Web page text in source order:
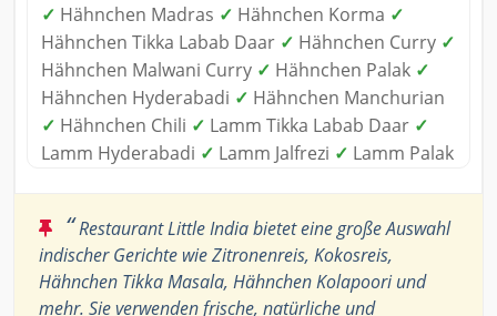
✓ Hähnchen Madras ✓ Hähnchen Korma ✓
Hähnchen Tikka Labab Daar ✓ Hähnchen Curry ✓
Hähnchen Malwani Curry ✓ Hähnchen Palak ✓
Hähnchen Hyderabadi ✓ Hähnchen Manchurian
✓ Hähnchen Chili ✓ Lamm Tikka Labab Daar ✓
Lamm Hyderabadi ✓ Lamm Jalfrezi ✓ Lamm Palak
“Restaurant Little India bietet eine große Auswahl
indischer Gerichte wie Zitronenreis, Kokosreis,
Hähnchen Tikka Masala, Hähnchen Kolapoori und
mehr. Sie verwenden frische, natürliche und